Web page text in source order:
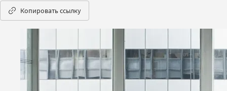
Копировать ссылку